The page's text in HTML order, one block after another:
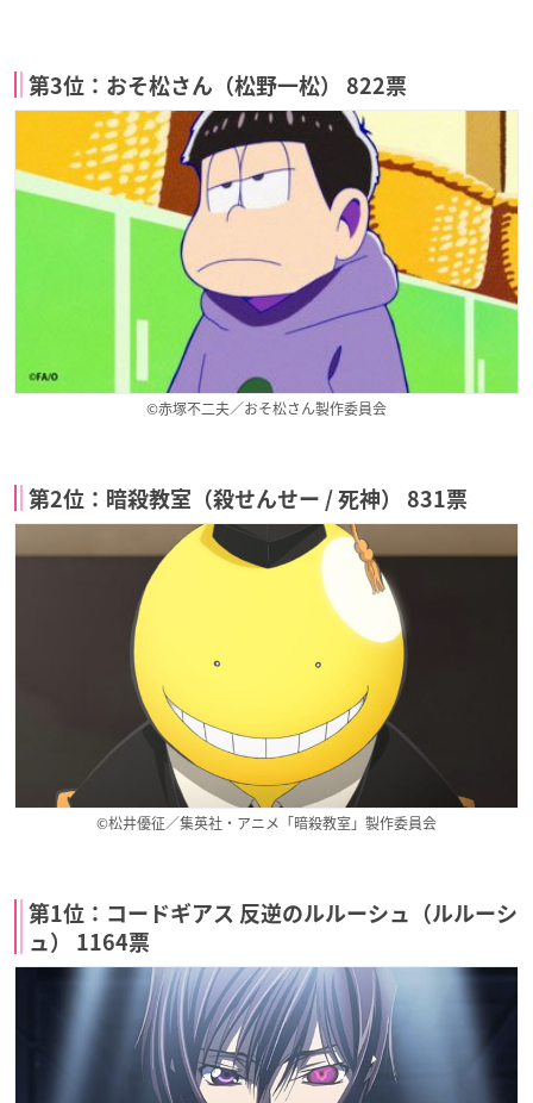
第3位：おそ松さん（松野一松） 822票
©赤塚不二夫／おそ松さん製作委員会
第2位：暗殺教室（殺せんせー / 死神） 831票
©松井優征／集英社・アニメ「暗殺教室」製作委員会
第1位：コードギアス 反逆のルルーシュ（ルルーシ
ュ） 1164票